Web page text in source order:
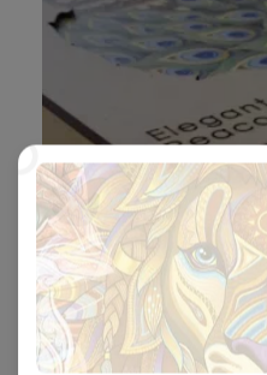
V
Naše škatle so čudovito
zaklepanje in